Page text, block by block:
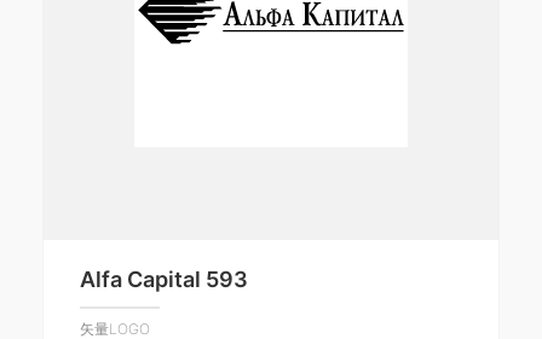
Alfa Capital 593
矢量LOGO